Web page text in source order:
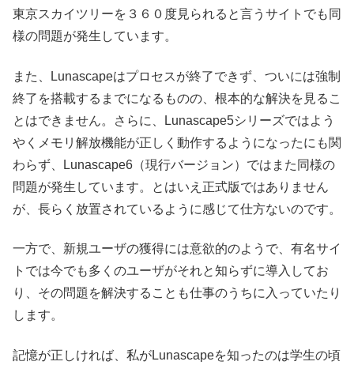
東京スカイツリーを３６０度見られると言うサイトでも同
様の問題が発生しています。
また、Lunascapeはプロセスが終了できず、ついには強制
終了を搭載するまでになるものの、根本的な解決を見るこ
とはできません。さらに、Lunascape5シリーズではよう
やくメモリ解放機能が正しく動作するようになったにも関
わらず、Lunascape6（現行バージョン）ではまた同様の
問題が発生しています。とはいえ正式版ではありません
が、長らく放置されているように感じて仕方ないのです。
一方で、新規ユーザの獲得には意欲的のようで、有名サイ
トでは今でも多くのユーザがそれと知らずに導入してお
り、その問題を解決することも仕事のうちに入っていたり
します。
記憶が正しければ、私がLunascapeを知ったのは学生の頃